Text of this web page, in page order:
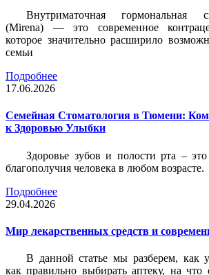
Внутриматочная гормональная
(Mirena) — это современное
которое значительно расширило
семьи
Подробнее
17.06.2026
Семейная Стоматология в Тюмени:
к Здоровью Улыбки
Здоровье зубов и полости рта –
благополучия человека в любом возрасте.
Подробнее
29.04.2026
Мир лекарственных средств и
В данной статье мы разберем, как
как правильно выбирать аптеку, на что